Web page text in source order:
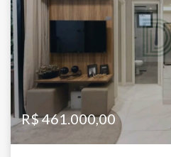
R$ 461.000,00